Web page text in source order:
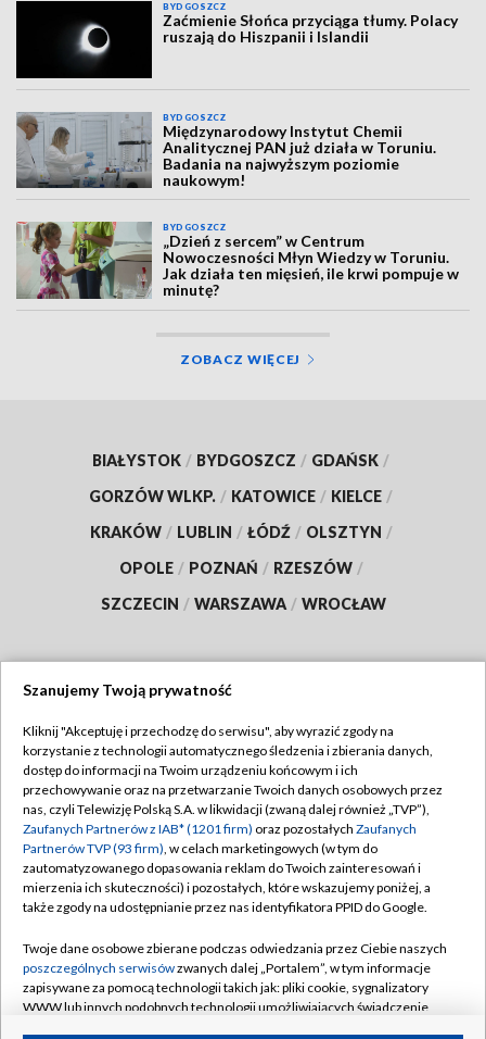
BYDGOSZCZ
Zaćmienie Słońca przyciąga tłumy. Polacy
ruszają do Hiszpanii i Islandii
BYDGOSZCZ
Międzynarodowy Instytut Chemii
Analitycznej PAN już działa w Toruniu.
Badania na najwyższym poziomie
naukowym!
BYDGOSZCZ
„Dzień z sercem” w Centrum
Nowoczesności Młyn Wiedzy w Toruniu.
Jak działa ten mięsień, ile krwi pompuje w
minutę?
ZOBACZ WIĘCEJ
BIAŁYSTOK / BYDGOSZCZ / GDAŃSK /
GORZÓW WLKP. / KATOWICE / KIELCE /
KRAKÓW / LUBLIN / ŁÓDŹ / OLSZTYN /
OPOLE / POZNAŃ / RZESZÓW /
SZCZECIN / WARSZAWA / WROCŁAW
TVP
Abonament TVP
Emisja w TVP
Centrum informacji TVP
Naziemna Telewizja Cyfrowa
Rada Programowa
System NOS
Informacje o nadawcy
Regulamin TVP
Polityka prywatności
Moje zgody
Pomoc
Kontakt
Szanujemy Twoją prywatność
Kliknij "Akceptuję i przechodzę do serwisu", aby wyrazić zgody na
korzystanie z technologii automatycznego śledzenia i zbierania danych,
dostęp do informacji na Twoim urządzeniu końcowym i ich
przechowywanie oraz na przetwarzanie Twoich danych osobowych przez
nas, czyli Telewizję Polską S.A. w likwidacji (zwaną dalej również „TVP”),
Zaufanych Partnerów z IAB* (1201 firm) oraz pozostałych Zaufanych
Partnerów TVP (93 firm), w celach marketingowych (w tym do
zautomatyzowanego dopasowania reklam do Twoich zainteresowań i
mierzenia ich skuteczności) i pozostałych, które wskazujemy poniżej, a
także zgody na udostępnianie przez nas identyfikatora PPID do Google.
Twoje dane osobowe zbierane podczas odwiedzania przez Ciebie naszych
poszczególnych serwisówzwanych dalej „Portalem”, w tym informacje
zapisywane za pomocą technologii takich jak: pliki cookie, sygnalizatory
WWW lub innych podobnych technologii umożliwiających świadczenie